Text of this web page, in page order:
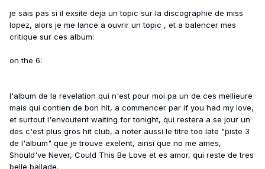
je sais pas si il exsite deja un topic sur la discographie de miss
lopez, alors je me lance a ouvrir un topic , et a balencer mes
critique sur ces album:
on the 6:
l'album de la revelation qui n'est pour moi pa un de ces mellieure
mais qui contien de bon hit, a commencer par if you had my love,
et surtout l'envoutent waiting for tonight, qui restera a se jour un
des c'est plus gros hit club, a noter aussi le titre too late "piste 3
de l'album" que je trouve exelent, ainsi que no me ames,
Should've Never, Could This Be Love et es amor, qui reste de tres
belle ballade.